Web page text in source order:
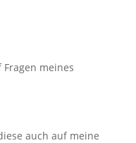
meines
auch auf meine